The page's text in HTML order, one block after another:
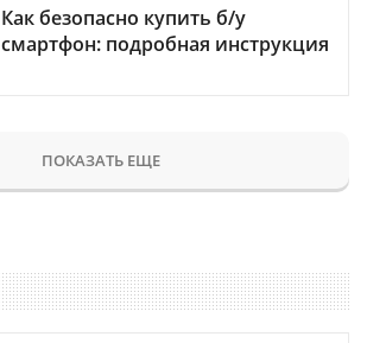
Как безопасно купить б/у
смартфон: подробная инструкция
ПОКАЗАТЬ ЕЩЕ